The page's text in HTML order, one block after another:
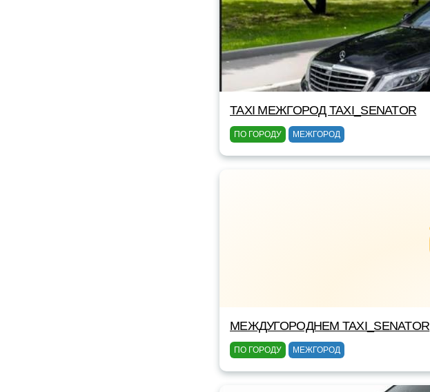
TAXI МЕЖГОРОД TAXI_SENATOR
ПО ГОРОДУ МЕЖГОРОД
МЕЖДУГОРОДНЕМ TAXI_SENATOR
ПО ГОРОДУ МЕЖГОРОД